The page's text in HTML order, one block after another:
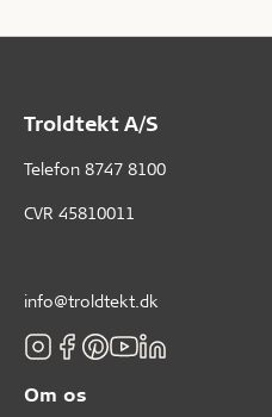
Troldtekt A/S
Telefon 8747 8100
CVR 45810011
info@troldtekt.dk
Om os